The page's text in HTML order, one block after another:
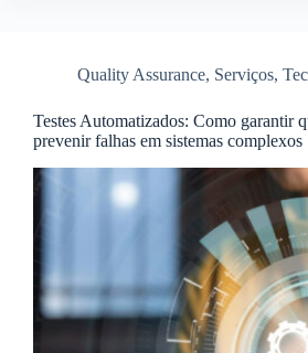
Quality Assurance, Serviços,
Testes Automatizados: Como garantir
prevenir falhas em sistemas complexos